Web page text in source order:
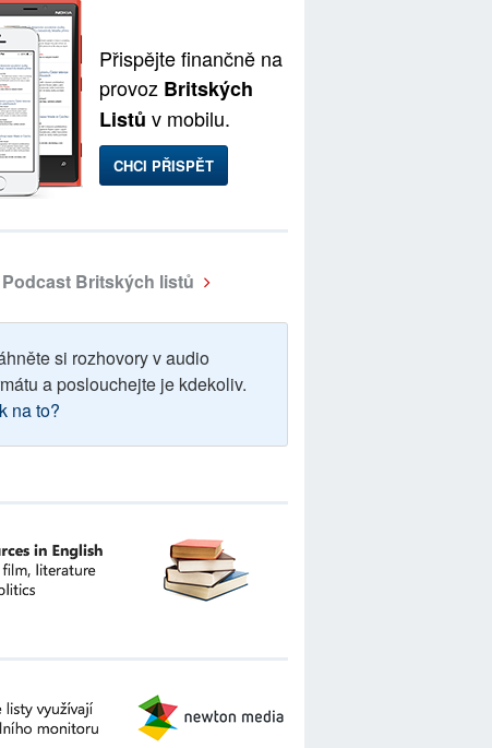
Přispějte finančně na
provoz Britských
Listů v mobilu.
CHCI PŘISPĚT
Podcast Britských listů
si rozhovory v audio
a poslouchejte je kdekoliv.
na to?